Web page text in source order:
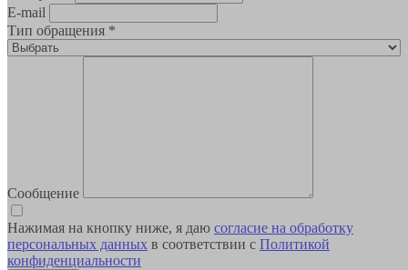
E-mail
Тип обращения *
Сообщение
Нажимая на кнопку ниже, я даю согласие на обработку
персональных данных в соответствии с Политикой
конфиденциальности